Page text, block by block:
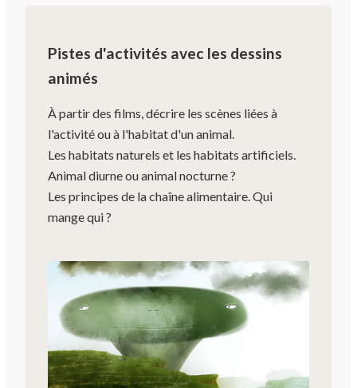
Pistes d'activités avec les dessins
animés
À partir des films, décrire les scènes liées à
l'activité ou à l'habitat d'un animal.
Les habitats naturels et les habitats artificiels.
Animal diurne ou animal nocturne ?
Les principes de la chaîne alimentaire. Qui
mange qui ?